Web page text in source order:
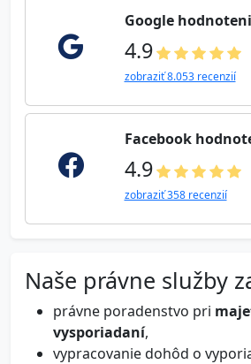
Google
4.9
zobraziť 8.053 recenzií
Facebook
4.9
zobraziť 358 recenzií
Naše právne služby
právne poradenstvo pri
vysporiadaní,
vypracovanie dohôd o